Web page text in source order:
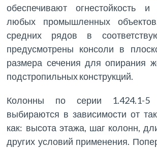
обеспечивают огнестойкость и
любых промышленных
средних рядов в
предусмотрены консоли в
размера сечения для опирания
подстропильных конструкций.
Колонны по серии 1.424.1-
выбираются в зависимости от
как: высота этажа, шаг колонн,
других условий применения.